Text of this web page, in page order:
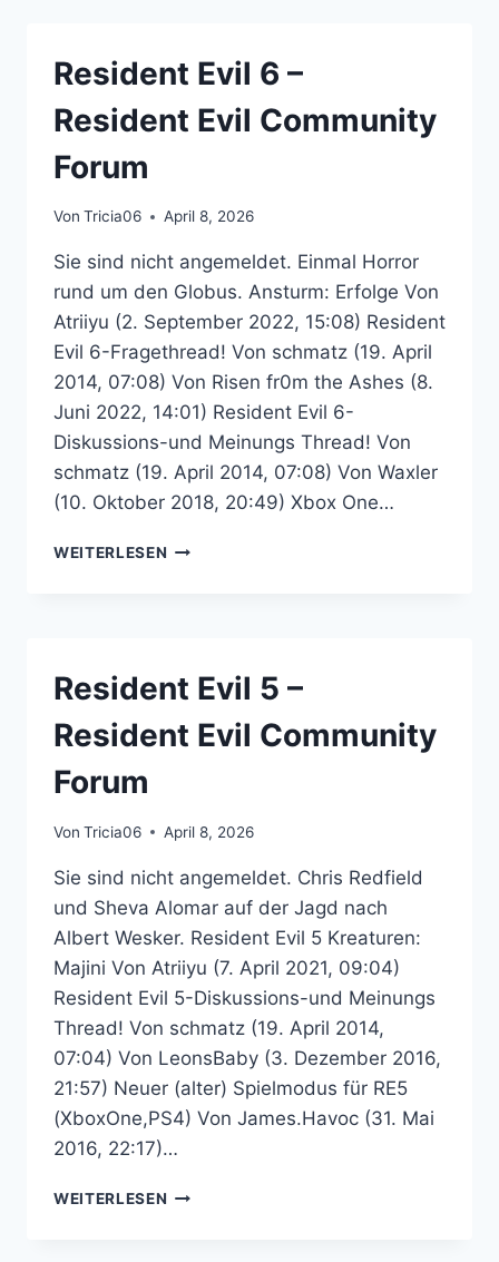
COMMUNITY
Resident Evil 6 –
Resident Evil Community
Forum
Von Tricia06 April 8, 2026
Sie sind nicht angemeldet. Einmal Horror
rund um den Globus. Ansturm: Erfolge Von
Atriiyu (2. September 2022, 15:08) Resident
Evil 6-Fragethread! Von schmatz (19. April
2014, 07:08) Von Risen fr0m the Ashes (8.
Juni 2022, 14:01) Resident Evil 6-
Diskussions-und Meinungs Thread! Von
schmatz (19. April 2014, 07:08) Von Waxler
(10. Oktober 2018, 20:49) Xbox One…
WEITERLESEN RESIDENT
COMMUNITY
Resident Evil 5 –
Resident Evil Community
Forum
Von Tricia06 April 8, 2026
Sie sind nicht angemeldet. Chris Redfield
und Sheva Alomar auf der Jagd nach
Albert Wesker. Resident Evil 5 Kreaturen:
Majini Von Atriiyu (7. April 2021, 09:04)
Resident Evil 5-Diskussions-und Meinungs
Thread! Von schmatz (19. April 2014,
07:04) Von LeonsBaby (3. Dezember 2016,
21:57) Neuer (alter) Spielmodus für RE5
(XboxOne,PS4) Von James.Havoc (31. Mai
2016, 22:17)…
WEITERLESEN RESIDENT